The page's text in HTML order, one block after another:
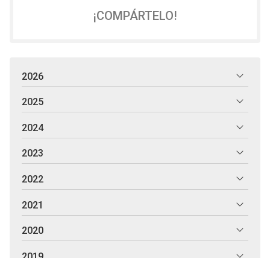
¡COMPÁRTELO!
2026
2025
2024
2023
2022
2021
2020